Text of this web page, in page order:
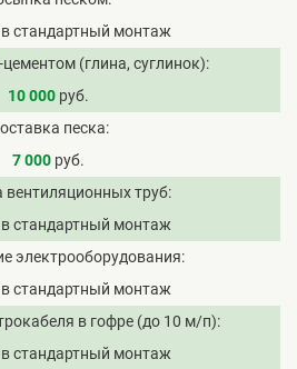
стандартный монтаж
(глина, суглинок)
10 000руб.
песка
7 000руб.
вентиляционных труб
стандартный монтаж
электрооборудования
стандартный монтаж
в гофре (до 10 м/п)
стандартный монтаж